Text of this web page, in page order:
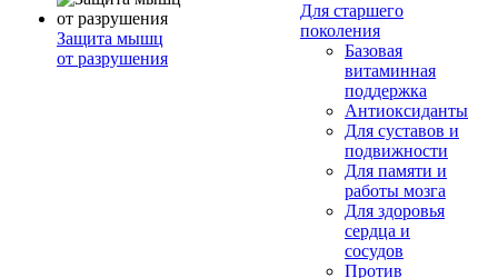
Защита мышц
от разрушения
Для старшего
поколения
Базовая
витаминная
поддержка
Антиоксиданты
Для суставов и
подвижности
Для памяти и
работы мозга
Для здоровья
сердца и
сосудов
Против